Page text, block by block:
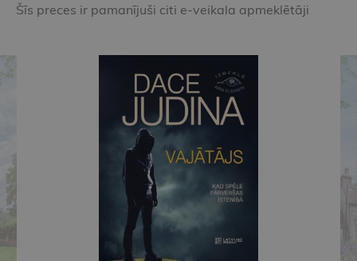
Šīs preces ir pamanījuši citi e-veikala apmeklētāji